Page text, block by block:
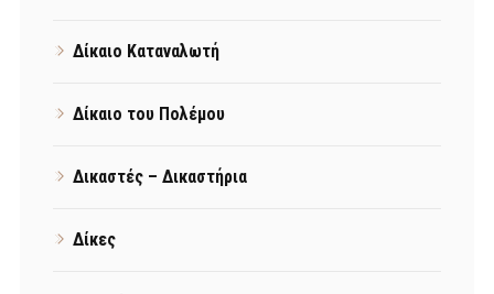
Δίκαιο Καταναλωτή
Δίκαιο του Πολέμου
Δικαστές – Δικαστήρια
Δίκες